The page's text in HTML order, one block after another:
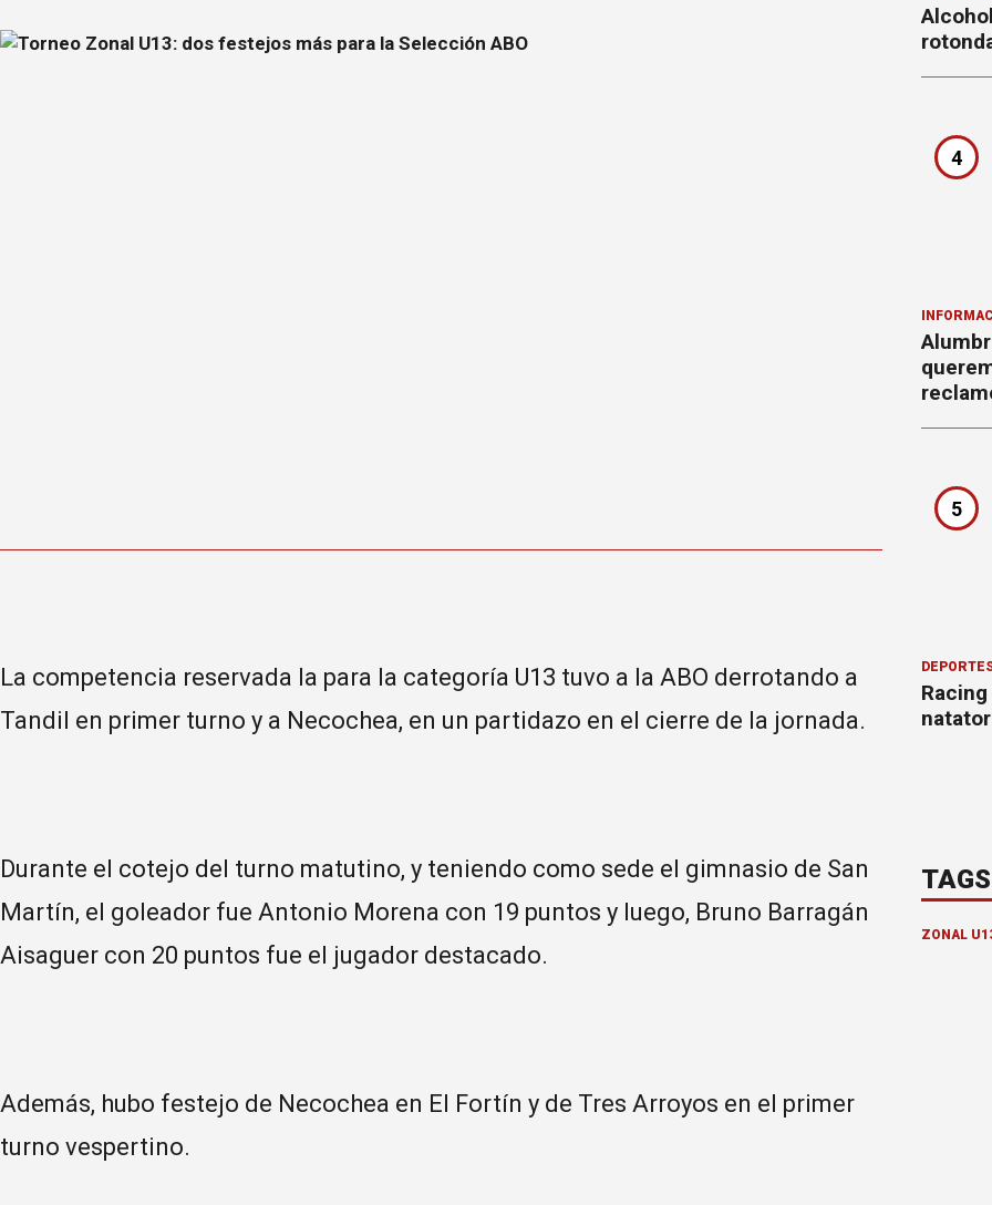
La competencia reservada la para la categoría U13 tuvo a la ABO derrotando a
Tandil en primer turno y a Necochea, en un partidazo en el cierre de la jornada.
Durante el cotejo del turno matutino, y teniendo como sede el gimnasio de San
Martín, el goleador fue Antonio Morena con 19 puntos y luego, Bruno Barragán
Aisaguer con 20 puntos fue el jugador destacado.
Además, hubo festejo de Necochea en El Fortín y de Tres Arroyos en el primer
turno vespertino.
4
5
TAGS
ZONAL